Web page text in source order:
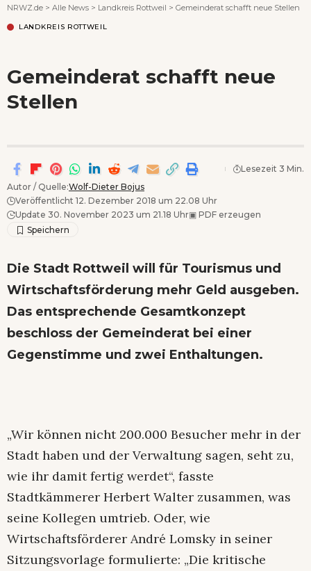
NRWZ.de > Alle News > Landkreis Rottweil > Gemeinderat schafft neue Stellen
LANDKREIS ROTTWEIL
Gemeinderat schafft neue
Stellen
Autor / Quelle:Wolf-Dieter Bojus
Veröffentlicht 12. Dezember 2018 um 22.08 Uhr
Update 30. November 2023 um 21.18 Uhr▣ PDF erzeugen
Lesezeit 3 Min.
Die Stadt Rottweil will für Tourismus und
Wirtschaftsförderung mehr Geld ausgeben.
Das entsprechende Gesamtkonzept
beschloss der Gemeinderat bei einer
Gegenstimme und zwei Enthaltungen.
„Wir können nicht 200.000 Besucher mehr in der
Stadt haben und der Verwaltung sagen, seht zu,
wie ihr damit fertig werdet“, fasste
Stadtkämmerer Herbert Walter zusammen, was
seine Kollegen umtrieb. Oder, wie
Wirtschaftsförderer André Lomsky in seiner
Sitzungsvorlage formulierte: „Die kritische